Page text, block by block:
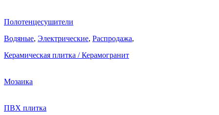
Полотенцесушители
Водяные, Электрические, Распродажа,
Керамическая плитка / Керамогранит
Мозаика
ПВХ плитка